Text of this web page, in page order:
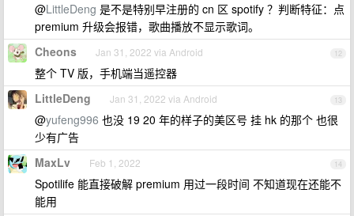
@LittleDeng 是不是特别早注册的 cn 区 spotify ？判断特征：点
premium 升级会报错，歌曲播放不显示歌词。
12
Cheons Jan 31, 2022 via Android
整个 TV 版，手机端当遥控器
13
LittleDeng Jan 31, 2022 via Android
@yufeng996 也没 19 20 年的样子的美区号 挂 hk 的那个 也很
少有广告
14
MaxLv Feb 1, 2022
Spotilife 能直接破解 premium 用过一段时间 不知道现在还能不
能用